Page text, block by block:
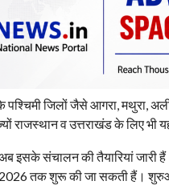
पश्चिमी जिलों जैसे आगरा, मथुरा,
राजस्थान व उत्तराखंड के लिए भी
इसके संचालन की तैयारियां
2026 तक शुरू की जा सकती हैं।